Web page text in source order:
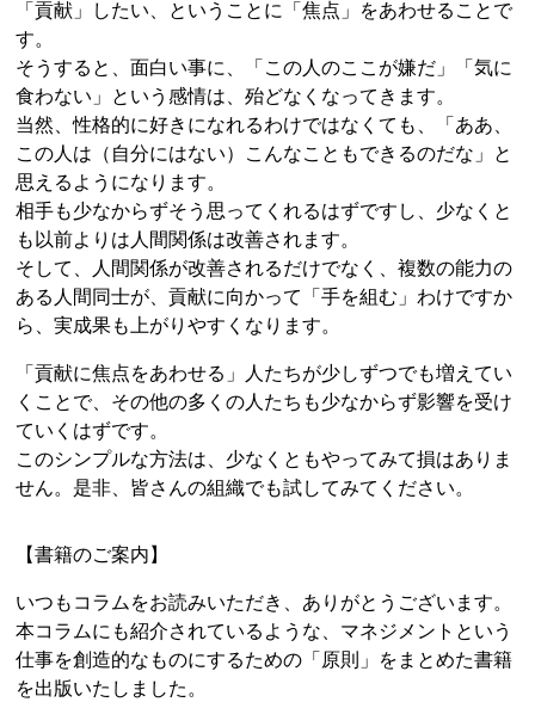
「貢献」したい、ということに「焦点」をあわせることで
す。
そうすると、面白い事に、「この人のここが嫌だ」「気に
食わない」という感情は、殆どなくなってきます。
当然、性格的に好きになれるわけではなくても、「ああ、
この人は（自分にはない）こんなこともできるのだな」と
思えるようになります。
相手も少なからずそう思ってくれるはずですし、少なくと
も以前よりは人間関係は改善されます。
そして、人間関係が改善されるだけでなく、複数の能力の
ある人間同士が、貢献に向かって「手を組む」わけですか
ら、実成果も上がりやすくなります。
「貢献に焦点をあわせる」人たちが少しずつでも増えてい
くことで、その他の多くの人たちも少なからず影響を受け
ていくはずです。
このシンプルな方法は、少なくともやってみて損はありま
せん。是非、皆さんの組織でも試してみてください。
【書籍のご案内】
いつもコラムをお読みいただき、ありがとうございます。
本コラムにも紹介されているような、マネジメントという
仕事を創造的なものにするための「原則」をまとめた書籍
を出版いたしました。